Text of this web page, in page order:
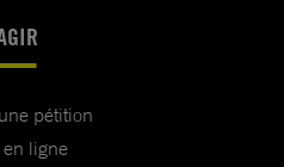
pétition
en ligne